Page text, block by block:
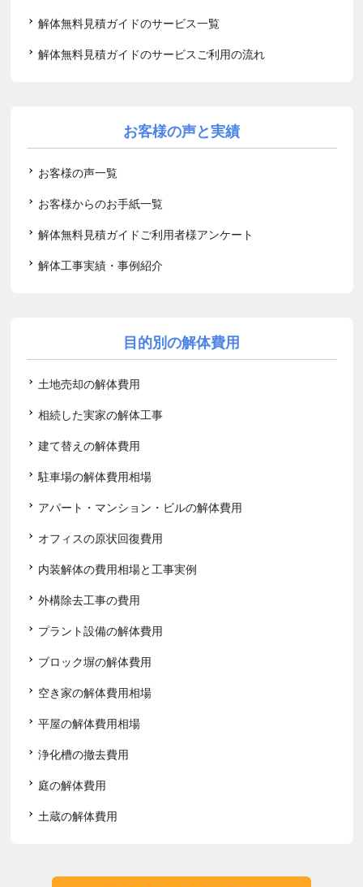
解体無料見積ガイドのサービス一覧
解体無料見積ガイドのサービスご利用の流れ
お客様の声と実績
お客様の声一覧
お客様からのお手紙一覧
解体無料見積ガイドご利用者様アンケート
解体工事実績・事例紹介
目的別の解体費用
土地売却の解体費用
相続した実家の解体工事
建て替えの解体費用
駐車場の解体費用相場
アパート・マンション・ビルの解体費用
オフィスの原状回復費用
内装解体の費用相場と工事実例
外構除去工事の費用
プラント設備の解体費用
ブロック塀の解体費用
空き家の解体費用相場
平屋の解体費用相場
浄化槽の撤去費用
庭の解体費用
土蔵の解体費用